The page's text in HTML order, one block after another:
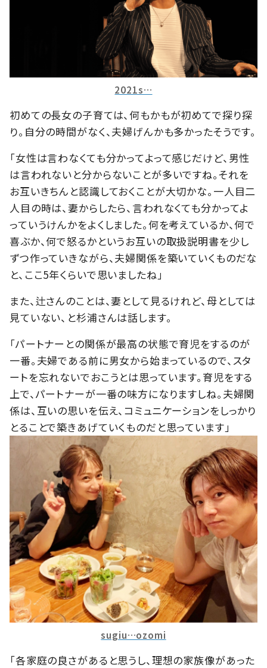
2021s…
初めての⻑⼥の⼦育ては、何もかもが初めてで探り探
り。自分の時間がなく、夫婦げんかも多かったそうです。
「女性は言わなくても分かってよって感じだけど、男性
は言われないと分からないことが多いですね。それを
お互いきちんと認識しておくことが大切かな。一人目二
人目の時は、妻からしたら、言われなくても分かってよ
っていうけんかをよくしました。何を考えているか、何で
喜ぶか、何で怒るかというお互いの取扱説明書を少し
ずつ作っていきながら、夫婦関係を築いていくものだな
と、ここ5年くらいで思いましたね」
また、辻さんのことは、妻として見るけれど、母としては
見ていない、と杉浦さんは話します。
「パートナーとの関係が最高の状態で育児をするのが
一番。夫婦である前に男女から始まっているので、スタ
ートを忘れないでおこうとは思っています。育児をする
上で、パートナーが一番の味方になりますしね。夫婦関
係は、互いの思いを伝え、コミュニケーションをしっかり
とることで築きあげていくものだと思っています」
sugiu…ozomi
「各家庭の良さがあると思うし、理想の家族像があった